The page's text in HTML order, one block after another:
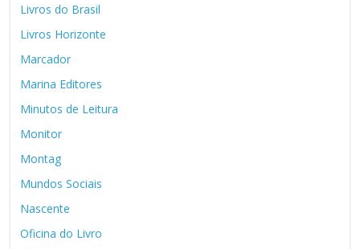
Livros do Brasil
Livros Horizonte
Marcador
Marina Editores
Minutos de Leitura
Monitor
Montag
Mundos Sociais
Nascente
Oficina do Livro